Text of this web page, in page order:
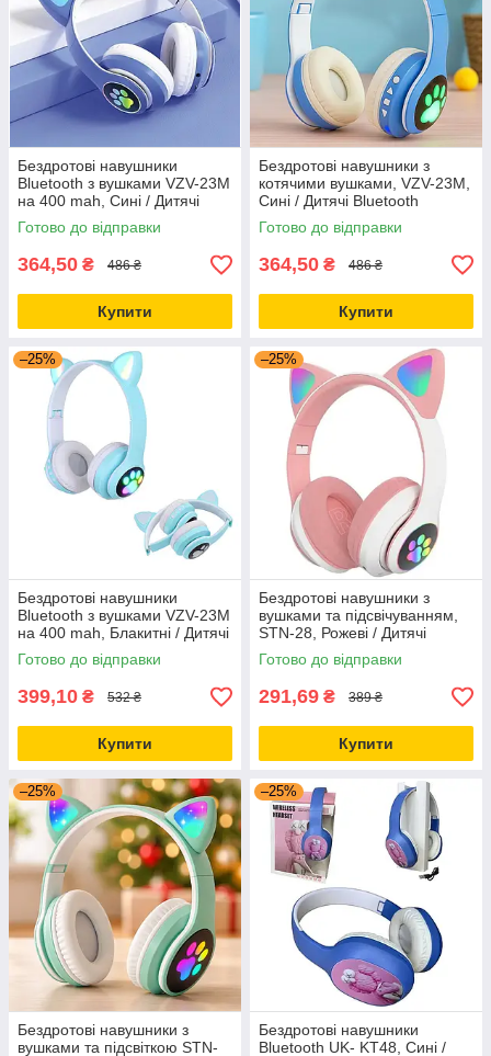
Бездротові навушники
Bluetooth з вушками VZV-23M
на 400 mah, Сині / Дитячі
накладні навушники з
підсвічуванням
Готово до відправки
364,50 ₴ 486 ₴
Купити
Бездротові навушники з
котячими вушками, VZV-23M,
Сині / Дитячі Bluetooth
навушники з мікрофоном
Готово до відправки
364,50 ₴ 486 ₴
Купити
–25%
Бездротові навушники
Bluetooth з вушками VZV-23M
на 400 mah, Блакитні / Дитячі
накладні навушники з
підсвічуванням
Готово до відправки
399,10 ₴ 532 ₴
Купити
–25%
Бездротові навушники з
вушками та підсвічуванням,
STN-28, Рожеві / Дитячі
навушники / Bluetooth
навушники
Готово до відправки
291,69 ₴ 389 ₴
Купити
–25%
Бездротові навушники з
вушками та підсвіткою STN-
–25%
Бездротові навушники
Bluetooth UK- KT48, Сині /